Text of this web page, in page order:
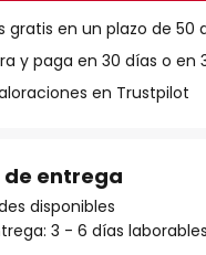
gratis en un plazo de 50
y paga en 30 días o en
en Trustpilot
entrega
disponibles
3 - 6 días laborables